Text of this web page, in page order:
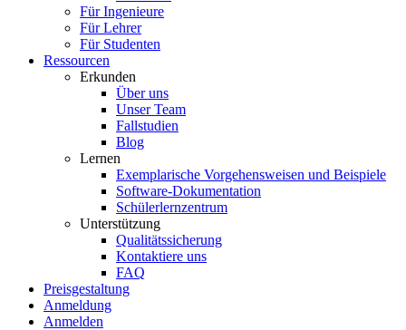
Für Ingenieure
Für Lehrer
Für Studenten
Ressourcen
Erkunden
Über uns
Unser Team
Fallstudien
Blog
Lernen
Exemplarische Vorgehensweisen und Beispiele
Software-Dokumentation
Schülerlernzentrum
Unterstützung
Qualitätssicherung
Kontaktiere uns
FAQ
Preisgestaltung
Anmeldung
Anmelden